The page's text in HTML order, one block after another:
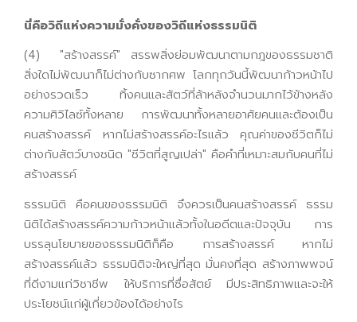
นี่คือวิถีแห่งความมั่งคั่งของวิถีแห่งธรรมนิติ
(4) "สร้างสรรค์" สรรพสิ่งย่อมพัฒนาตามกฎของธรรมชาติ
สิ่งใดไม่พัฒนาก็ไม่ต่างกับซากศพ โลกทุกวันนี้พัฒนาก้าวหน้าไป
อย่างรวดเร็ว ทิ้งคนและสัตว์ที่ล้าหลังจำนวนมากไว้ข้างหลัง
ความศิวิไลซ์ทั้งหลาย การพัฒนาทั้งหลายอาศัยคนและต้องเป็น
คนสร้างสรรค์ หากไม่สร้างสรรค์อะไรแล้ว คุณค่าของชีวิตก็ไม่
ต่างกับสัตว์บางชนิด "ชีวิตที่สูญเปล่า" คือคำที่เหมาะสมกับคนที่ไม่
สร้างสรรค์
ธรรมนิติ คือคนของธรรมนิติ จึงควรเป็นคนสร้างสรรค์ ธรรม
นิติได้สร้างสรรค์ความก้าวหน้าแล้วทั้งในอดีตและปัจจุบัน การ
บรรลุนโยบายของธรรมนิติก็คือ การสร้างสรรค์ หากไม่
สร้างสรรค์แล้ว ธรรมนิติจะใหญ่ที่สุด มั่นคงที่สุด สร้างภาพพจน์
ที่ดีงามแก่วิชาชีพ ให้บริการที่ซื่อสัตย์ มีประสิทธิภาพและจะให้
ประโยชน์แก่ผู้เกี่ยวข้องได้อย่างไร